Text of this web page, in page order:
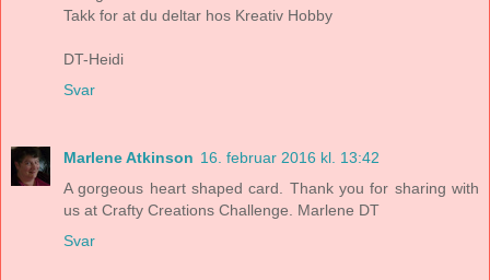
Takk for at du deltar hos Kreativ Hobby
DT-Heidi
Svar
Marlene Atkinson 16. februar 2016 kl. 13:42
A gorgeous heart shaped card. Thank you for sharing with
us at Crafty Creations Challenge. Marlene DT
Svar